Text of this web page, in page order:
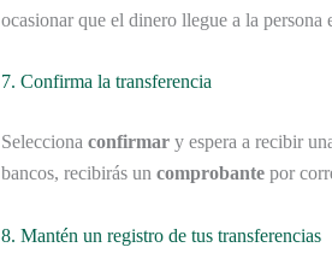
ocasionar que el dinero llegue a la
7. Confirma la transferencia
Selecciona confirmar y espera a recibir
bancos, recibirás un comprobante por
8. Mantén un registro de tus transferencias